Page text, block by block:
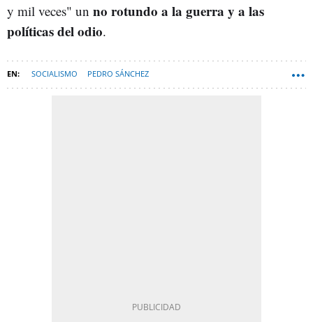
y mil veces" un no rotundo a la guerra y a las
políticas del odio.
SOCIALISMO PEDRO SÁNCHEZ